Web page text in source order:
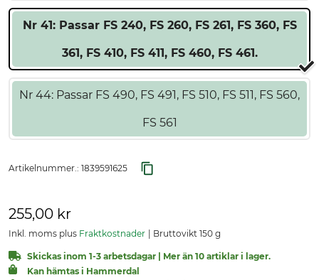
Nr 41: Passar FS 240, FS 260, FS 261, FS 360, FS
361, FS 410, FS 411, FS 460, FS 461.
Nr 44: Passar FS 490, FS 491, FS 510, FS 511, FS 560,
FS 561
Artikelnummer.: 1839591625
255,00 kr
Inkl. moms plus Fraktkostnader Bruttovikt 150 g
Skickas inom 1-3 arbetsdagar | Mer än 10 artiklar i lager.
Kan hämtas i Hammerdal